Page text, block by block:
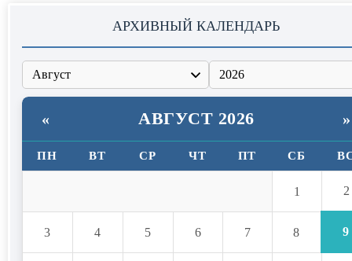
АРХИВНЫЙ КАЛЕНДАРЬ
« АВГУСТ 2026 »
ПН ВТ СР ЧТ ПТ СБ
1 2
3 4 5 6 7 8 9